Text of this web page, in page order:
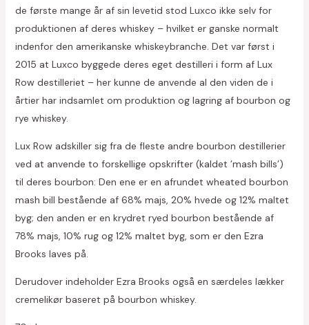
de første mange år af sin levetid stod Luxco ikke selv for
produktionen af deres whiskey – hvilket er ganske normalt
indenfor den amerikanske whiskeybranche. Det var først i
2015 at Luxco byggede deres eget destilleri i form af Lux
Row destilleriet – her kunne de anvende al den viden de i
årtier har indsamlet om produktion og lagring af bourbon og
rye whiskey.
Lux Row adskiller sig fra de fleste andre bourbon destillerier
ved at anvende to forskellige opskrifter (kaldet ’mash bills’)
til deres bourbon: Den ene er en afrundet wheated bourbon
mash bill bestående af 68% majs, 20% hvede og 12% maltet
byg; den anden er en krydret ryed bourbon bestående af
78% majs, 10% rug og 12% maltet byg, som er den Ezra
Brooks laves på.
Derudover indeholder Ezra Brooks også en særdeles lækker
cremelikør baseret på bourbon whiskey.